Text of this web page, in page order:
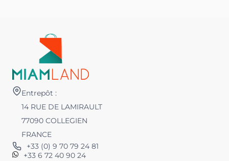
Entrepôt :
14 RUE DE LAMIRAULT
77090 COLLEGIEN
FRANCE
+33 (0) 9 70 79 24 81
+33 6 72 40 90 24